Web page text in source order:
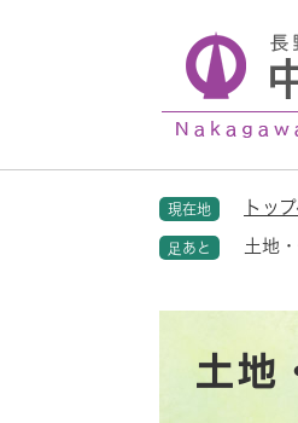
現在地 トッ
足あと 土地
土地